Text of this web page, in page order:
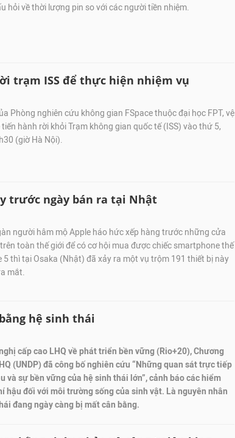
hỏi về thời lượng pin so với các người tiền nhiệm.
trạm ISS để thực hiện nhiệm vụ
Phòng nghiên cứu không gian FSpace thuộc đại học FPT, vệ
hành rời khỏi Trạm không gian quốc tế (ISS) vào thứ 5,
(giờ Hà Nội).
trước ngày bán ra tại Nhật
người hâm mộ Apple háo hức xếp hàng trước những cửa
toàn thế giới để có cơ hội mua được chiếc smartphone thế
5 thì tại Osaka (Nhật) đã xảy ra một vụ trộm 191 thiết bị này
mắt.
hệ sinh thái
cấp cao LHQ về phát triển bền vững (Rio+20), Chương
(UNDP) đã công bố nghiên cứu “Những quan sát trực tiếp
và sự bền vững của hệ sinh thái lớn”, cảnh báo các hiểm
hậu đối với môi trường sống của sinh vật. Là nguyên nhân
đang ngày càng bị mất cân bằng.